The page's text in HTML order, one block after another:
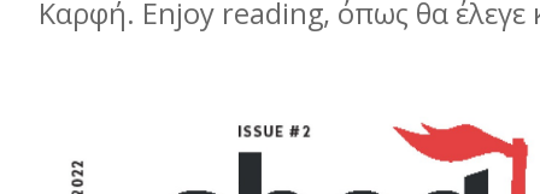
Καρφή. Enjoy reading, όπως θα έλεγε